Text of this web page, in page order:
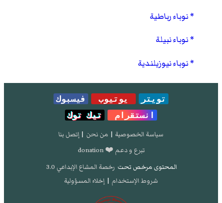
نوباء رباطية
نوباء نبيلة
نوباء نيوزيلندية
تويتر يوتيوب
فيسبوك
انستقرام
تيك توك
سياسة الخصوصية | من نحن | إتصل بنا
تبرع و دعم ❤️ donation
المحتوى مرخص تحت رخصة المشاع الإبداعي 3.0
شروط الإستخدام | إخلاء المسؤولية